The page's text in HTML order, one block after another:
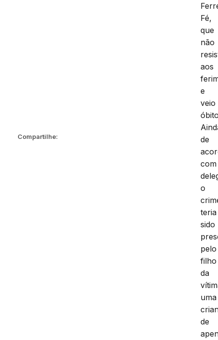
Compartilhe:
Fé,
que
não
aos
e
veio
de
com
o
teria
sido
pelo
filho
da
uma
de